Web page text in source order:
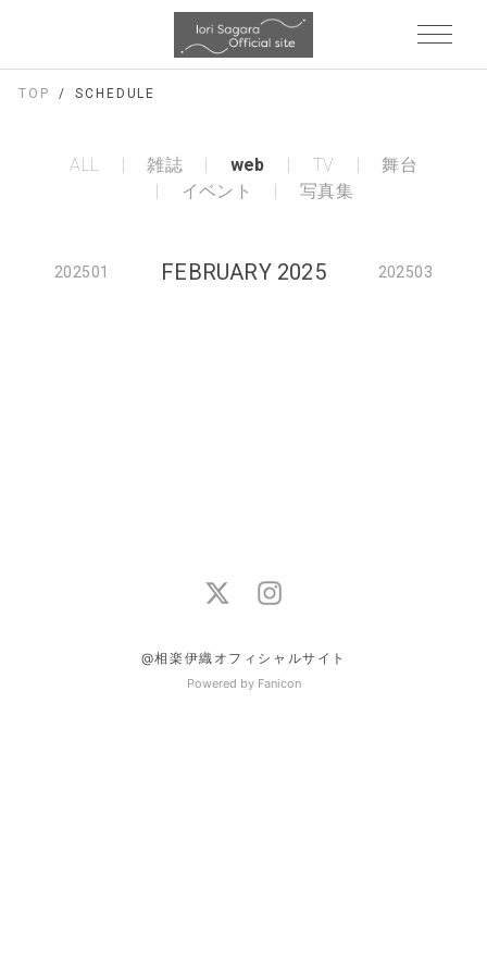
TOP SCHEDULE
ALL 雑誌 web TV
舞台
イベント
写真集
202501 FEBRUARY 2025 202503
@相楽伊織オフィシャルサイト
Powered by Fanicon